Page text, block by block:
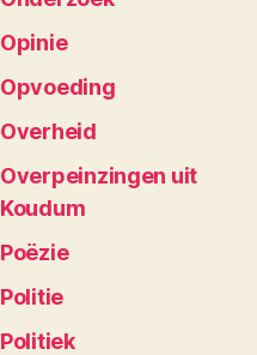
Opinie
Opvoeding
Overheid
Overpeinzingen uit
Koudum
Poëzie
Politie
Politiek